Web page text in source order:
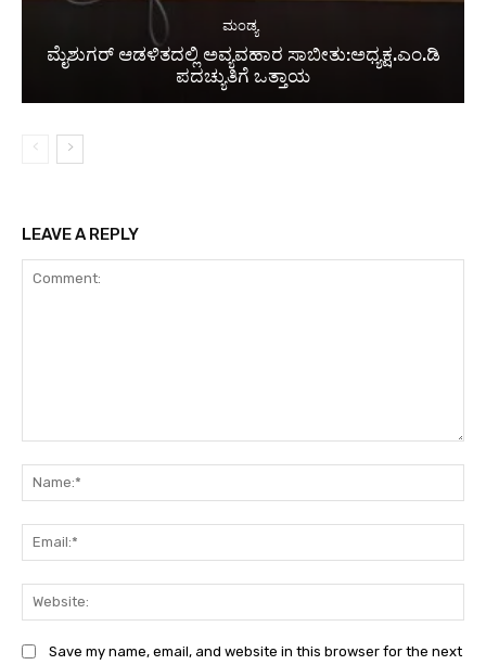
ಮಂಡ್ಯ
ಮೈಶುಗರ್ ಆಡಳಿತದಲ್ಲಿ ಅವ್ಯವಹಾರ ಸಾಬೀತು:ಅಧ್ಯಕ್ಷ.ಎಂ.ಡಿ
ಪದಚ್ಯುತಿಗೆ ಒತ್ತಾಯ
LEAVE A REPLY
Save my name, email, and website in this browser for the next